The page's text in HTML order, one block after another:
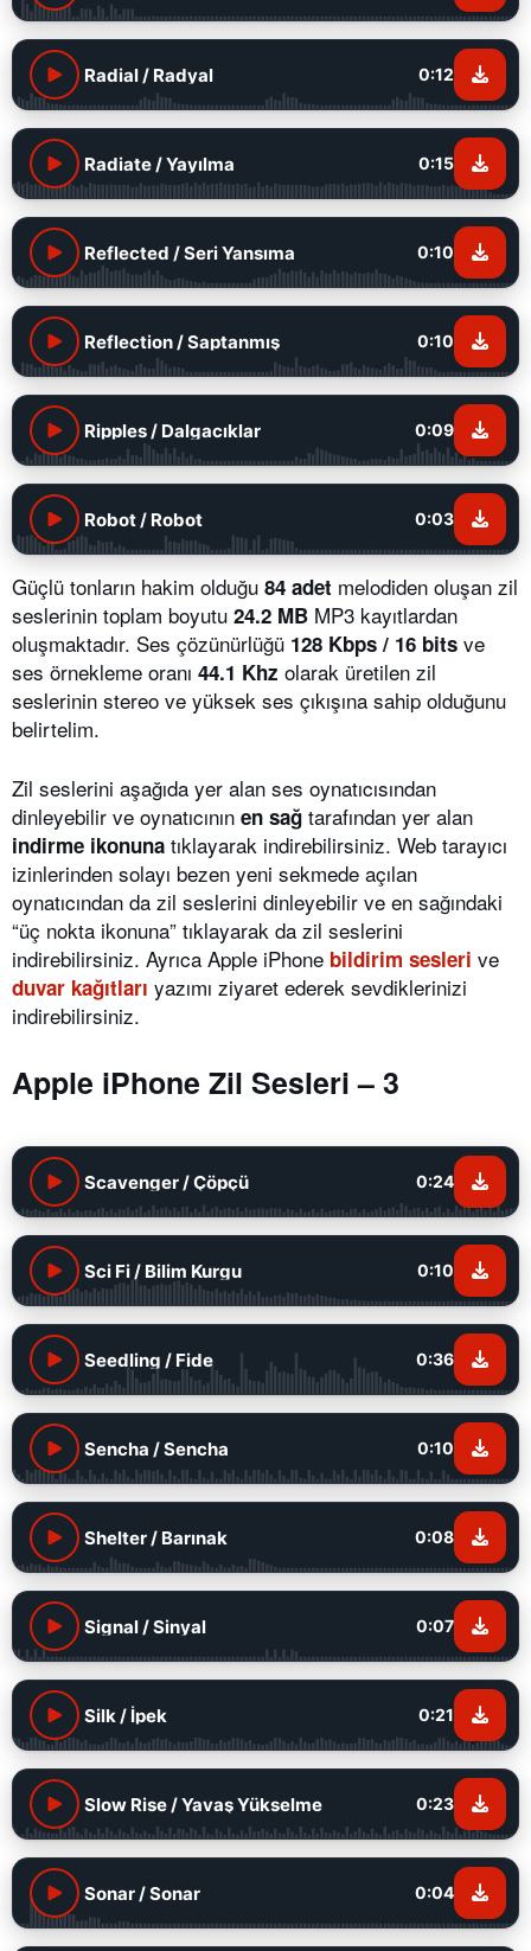
Radial / Radyal 0:12
Radiate / Yayılma 0:15
Reflected / Seri Yansıma 0:10
Reflection / Saptanmış 0:10
Ripples / Dalgacıklar 0:09
Robot / Robot 0:03
Güçlü tonların hakim olduğu 84 adet melodiden oluşan zil
seslerinin toplam boyutu 24.2 MB MP3 kayıtlardan
oluşmaktadır. Ses çözünürlüğü 128 Kbps / 16 bits ve
ses örnekleme oranı 44.1 Khz olarak üretilen zil
seslerinin stereo ve yüksek ses çıkışına sahip olduğunu
belirtelim.
Zil seslerini aşağıda yer alan ses oynatıcısından
dinleyebilir ve oynatıcının en sağ tarafından yer alan
indirme ikonuna tıklayarak indirebilirsiniz. Web tarayıcı
izinlerinden solayı bezen yeni sekmede açılan
oynatıcından da zil seslerini dinleyebilir ve en sağındaki
“üç nokta ikonuna” tıklayarak da zil seslerini
indirebilirsiniz. Ayrıca Apple iPhone bildirim sesleri ve
duvar kağıtları yazımı ziyaret ederek sevdiklerinizi
indirebilirsiniz.
Apple iPhone Zil Sesleri – 3
Scavenger / Çöpçü 0:24
Sci Fi / Bilim Kurgu 0:10
Seedling / Fide 0:36
Sencha / Sencha 0:10
Shelter / Barınak 0:08
Signal / Sinyal 0:07
Silk / İpek 0:21
Slow Rise / Yavaş Yükselme 0:23
Sonar / Sonar 0:04